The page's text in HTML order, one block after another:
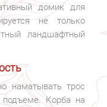
домик для
не только
ландшафтный
наматывать трос
подъеме. Корба на